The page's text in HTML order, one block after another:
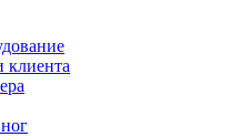
клиента